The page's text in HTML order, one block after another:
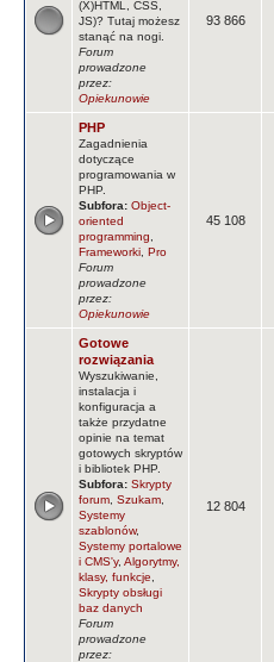
(X)HTML, CSS,
JS)? Tutaj możesz
stanąć na nogi.
Forum
prowadzone
przez:
Opiekunowie
93 866
PHP
Zagadnienia
dotyczące
programowania w
PHP.
Subfora: Object-
oriented
programming
Frameworki Pro
Forum
prowadzone
przez:
Opiekunowie
45 108
Gotowe
rozwiązania
Wyszukiwanie,
instalacja i
konfiguracja a
także przydatne
opinie na temat
gotowych skryptów
i bibliotek PHP.
Subfora: Skrypty
forum Szukam
Systemy
szablonów,
Systemy portalowe
i CMS'y, Algorytmy,
klasy, funkcje
Skrypty obsługi
baz danych
Forum
prowadzone
przez:
12 804